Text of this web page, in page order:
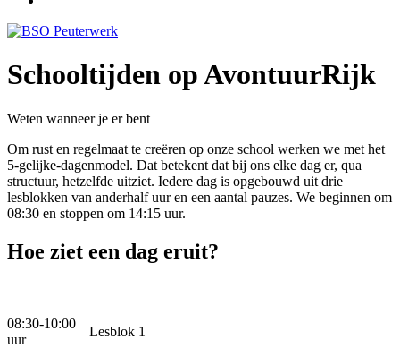
Schooltijden op AvontuurRijk
Weten wanneer je er bent
Om rust en regelmaat te creëren op onze school werken we met het
5-gelijke-dagenmodel. Dat betekent dat bij ons elke dag er, qua
structuur, hetzelfde uitziet. Iedere dag is opgebouwd uit drie
lesblokken van anderhalf uur en een aantal pauzes. We beginnen om
08:30 en stoppen om 14:15 uur.
Hoe ziet een dag eruit?
08:30-10:00
uur
Lesblok 1